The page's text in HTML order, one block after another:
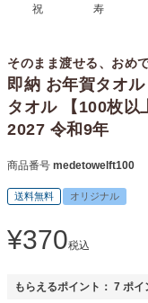
祝 寿
そのまま渡せる、おめ
即納 お年賀タオ
タオル 【100枚以
2027 令和9年
商品番号 medetowelft100
送料無料 オリジナル
¥370税込
もらえるポイント： 7 ポイ